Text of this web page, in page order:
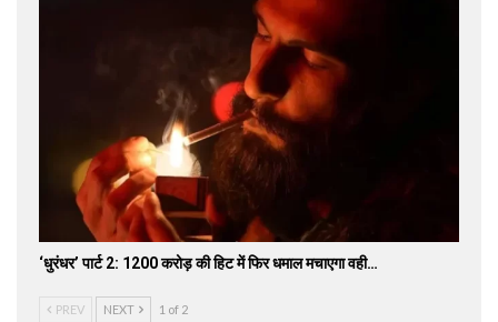
‘धुरंधर’ पार्ट 2: 1200 करोड़ की हिट में फिर धमाल मचाएगा वही…
PREV NEXT 1 of 2